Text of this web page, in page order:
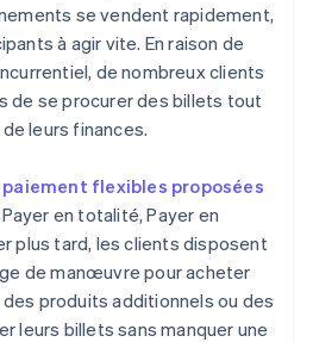
se vendent rapidement,
à agir vite. En raison de
de nombreux clients
de se procurer des billets tout
leurs finances.
flexibles proposées
en totalité, Payer en
plus tard, les clients disposent
de manœuvre pour acheter
produits additionnels ou des
leurs billets sans manquer une